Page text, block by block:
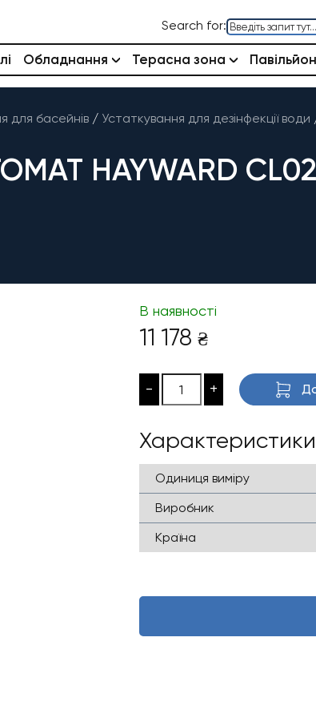
Search for:
Обладнання Терасна зона
для басейнів / Устаткування для дезінфекції води
HAYWARD
В наявності
11 178 ₴
- +
Характеристики
Одиниця виміру
Виробник
Країна